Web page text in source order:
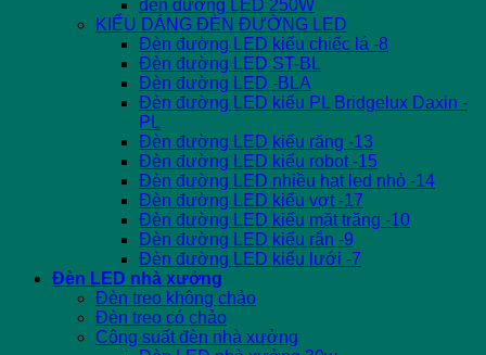
đèn đường LED 250W
KIỂU DÁNG ĐÈN ĐƯỜNG LED
Đèn đường LED kiểu chiếc lá -8
Đèn đường LED ST-BL
Đèn đường LED -BLA
Đèn đường LED kiểu PL Bridgelux Daxin -
PL
Đèn đường LED kiểu răng -13
Đèn đường LED kiểu robot -15
Đèn đường LED nhiều hạt led nhỏ -14
Đèn đường LED kiểu vợt -17
Đèn đường LED kiểu mặt trăng -10
Đèn đường LED kiểu rắn -9
Đèn đường LED kiểu lưới -7
Đèn LED nhà xưởng
Đèn treo không chảo
Đèn treo có chảo
Công suất đèn nhà xưởng